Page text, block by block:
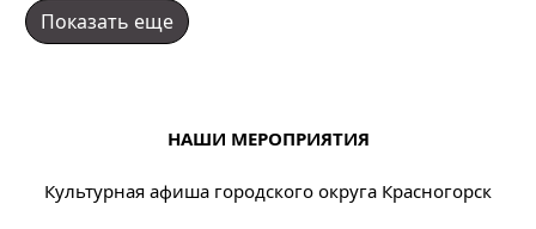
Показать еще
НАШИ МЕРОПРИЯТИЯ
Культурная афиша городского округа Красногорск